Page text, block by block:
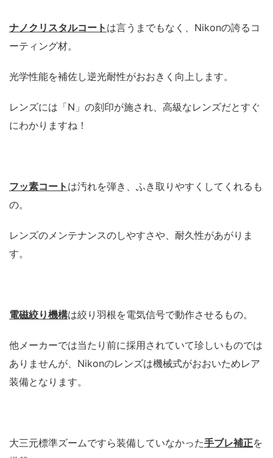
ナノクリスタルコート は言うまでもなく、Nikonの誇るコ
ーティング材。
光学性能を補佐し逆光耐性がおおきく向上します。
レンズには「N」の刻印が施され、高級なレンズだとすぐ
にわかりますね！
フッ素コート は汚れを弾き、ふき取りやすくしてくれるも
の。
レンズのメンテナンスのしやすさや、耐久性があがりま
す。
電磁絞り機構は絞り羽根を電気信号で動作させるもの。
他メーカーでは当たり前に採用されていて珍しいものでは
ありませんが、Nikonのレンズは機械式がおおいためレア
装備となります。
大三元標準ズームですら装備していなかった手ブレ補正を